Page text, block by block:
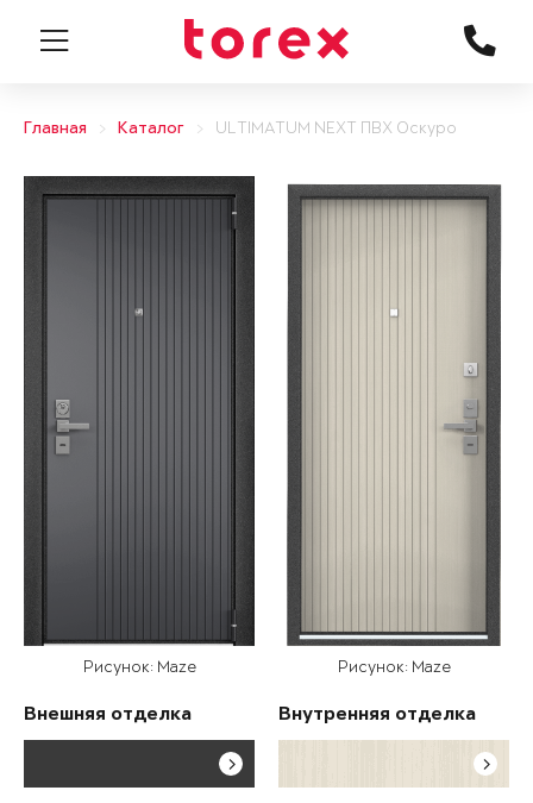
Главная Каталог ULTIMATUM NEXT ПВХ Оскуро
Рисунок: Maze
Внешняя отделка
Рисунок: Maze
Внутренняя отделка